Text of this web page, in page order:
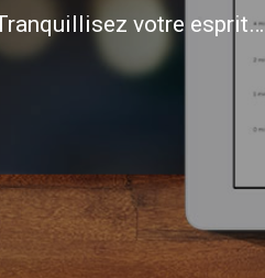
votre esprit…